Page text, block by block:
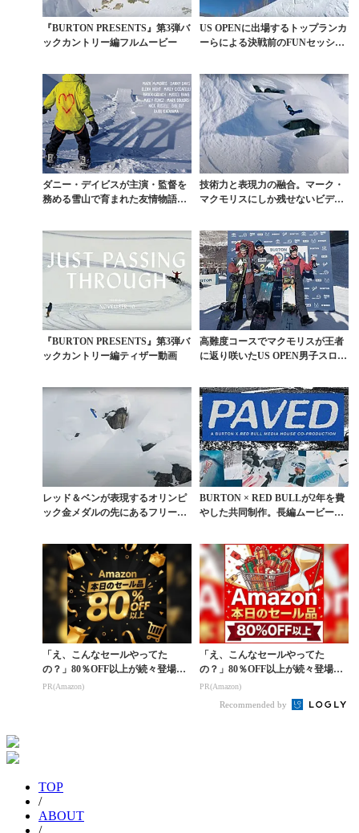
『BURTON PRESENTS』第3弾バ
ックカントリー編フルムービー
US OPENに出場するトップランカ
ーらによる決戦前のFUNセッショ
ダニー・デイビスが主演・監督を
務める雪山で育まれた友情物語
技術力と表現力の融合。マーク・
マクモリスにしか残せないビデオ
『BURTON PRESENTS』第3弾バ
ックカントリー編ティザー動画
高難度コースでマクモリスが王者
に返り咲いたUS OPEN男子スロー
レッド＆ベンが表現するオリンピ
ック金メダルの先にあるフリース
BURTON × RED BULLが2年を費
やした共同制作。長編ムービー『P
「え、こんなセールやってた
の？」80％OFF以上が続々登場！
Amazonの本気が...
PR(Amazon)
「え、こんなセールやってた
の？」80％OFF以上が続々登場！
Amazonの本気が...
PR(Amazon)
Recommended by
TOP
/
ABOUT
/